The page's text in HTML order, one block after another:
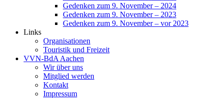
Gedenken zum 9. November – 2024
Gedenken zum 9. November – 2023
Gedenken zum 9. November – vor 2023
Links
Organisationen
Touristik und Freizeit
VVN-BdA Aachen
Wir über uns
Mitglied werden
Kontakt
Impressum